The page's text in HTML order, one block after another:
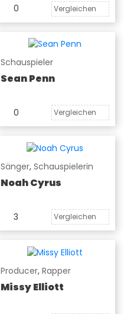
0 Vergleichen
Schauspieler
Sean Penn
0 Vergleichen
Sänger, Schauspielerin
Noah Cyrus
3 Vergleichen
Producer, Rapper
Missy Elliott